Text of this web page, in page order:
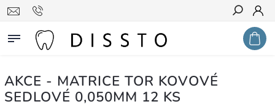
Hledat
AKCE - MATRICE TOR KOVOVÉ
SEDLOVÉ 0,050MM 12 KS